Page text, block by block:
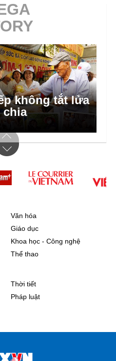
không tắt lửa
chia
Văn hóa
Giáo dục
Khoa học - Công nghệ
Thể thao
Thời tiết
Pháp luật